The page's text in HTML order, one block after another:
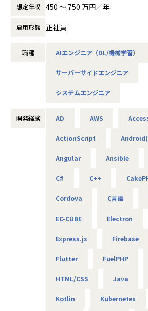
を通じて事業価値の最大化に貢献していま
イアントの案件も拡大中です。
現在、当部署は10名超の精鋭でAI/DX事業
ーズは急速に拡大しており、さらなる事業
AIやDXの知見は問わず、ご興味と意欲のあ
・大手企業、グループ会社に向けたAIソリ
・AWSやPythonを用いたAIアプリケーショ
・データ基盤の構築並びにデータ活用によ
・RAG機能を搭載した、(閉域接続可能な)
・鉄道会社向け、AIを活用した需要予測と
・WEB広告最適化に向けたデータ分析、
想定年収 450 〜 750 万円／年
雇用形態 正社員
職種 AIエンジニア（DL/機械学習）
サーバーサイドエンジニア
システムエンジニア
開発経験 AD AWS
ActionScript
Angular Ansible
C# C++
Cordova C言語
EC-CUBE Electron
Express.js Firebase
Flutter FuelPHP
HTML/CSS Java
Kotlin Kubernetes